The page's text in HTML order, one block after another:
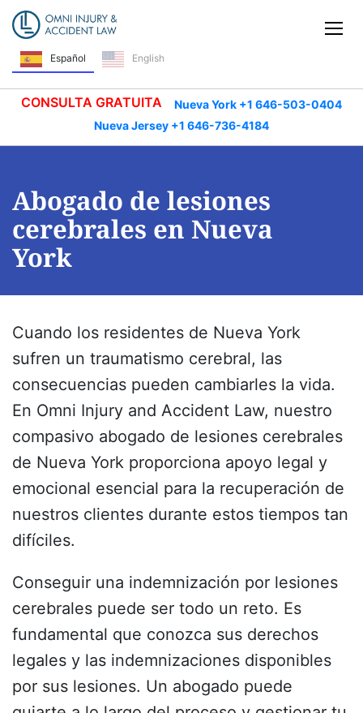
Saltar navegación
Español English
CONSULTA GRATUITA
Nueva York +1 646-503-0404
Nueva Jersey +1 646-736-4184
Abogado de lesiones
cerebrales en Nueva
York
Cuando los residentes de Nueva York
sufren un traumatismo cerebral, las
consecuencias pueden cambiarles la vida.
En Omni Injury and Accident Law, nuestro
compasivo abogado de lesiones cerebrales
de Nueva York proporciona apoyo legal y
emocional esencial para la recuperación de
nuestros clientes durante estos tiempos tan
difíciles.
Conseguir una indemnización por lesiones
cerebrales puede ser todo un reto. Es
fundamental que conozca sus derechos
legales y las indemnizaciones disponibles
por sus lesiones. Un abogado puede